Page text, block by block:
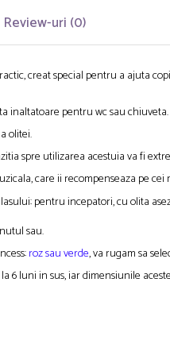
Review-uri (0)
creat special pentru a ajuta
inaltatoare pentru wc sau chiuveta.
olitei.
spre utilizarea acestuia va fi
care ii recompenseaza pe
pentru incepatori, cu olita
sau.
roz sau verde, va rugam sa
luni in sus, iar dimensiunile